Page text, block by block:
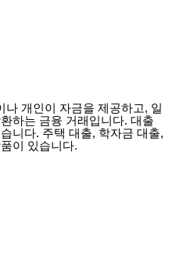
개인이 자금을 제공하고, 일
하는 금융 거래입니다. 대출
니다. 주택 대출, 학자금 대출,
이 있습니다.